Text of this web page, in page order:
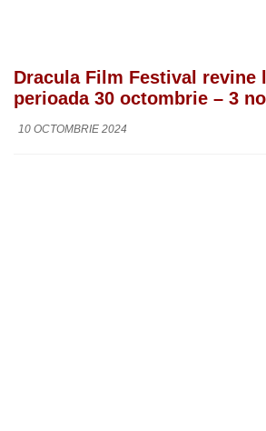
Dracula Film Festival revine
perioada 30 octombrie – 3
10 OCTOMBRIE 2024